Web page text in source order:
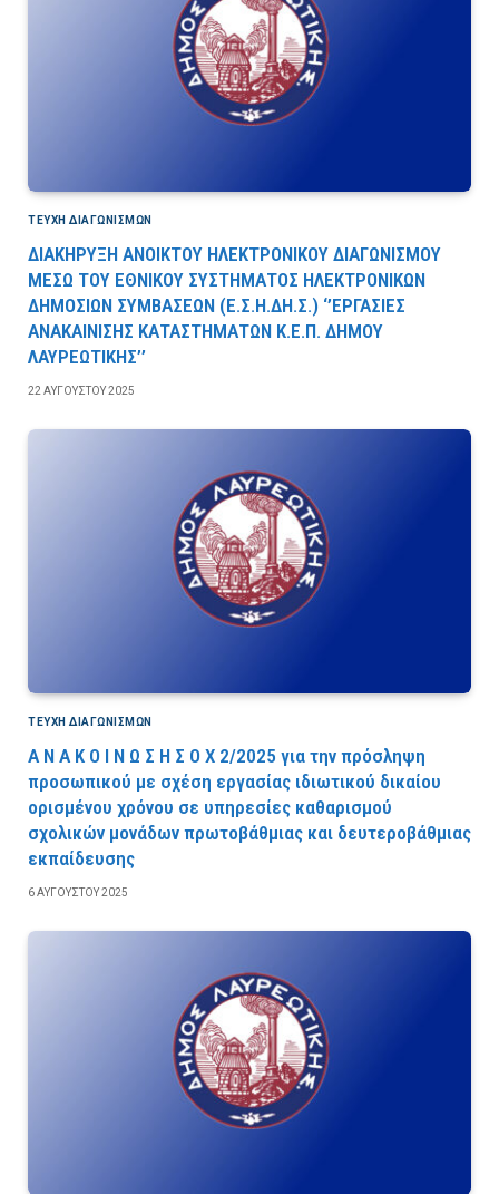
ΤΕΎΧΗ ΔΙΑΓΩΝΙΣΜΏΝ
ΔΙΑΚΗΡΥΞΗ ΑΝΟΙΚΤΟΥ ΗΛΕΚΤΡΟΝΙΚΟΥ ΔΙΑΓΩΝΙΣΜΟΥ
ΜΕΣΩ ΤΟΥ ΕΘΝΙΚΟΥ ΣΥΣΤΗΜΑΤΟΣ ΗΛΕΚΤΡΟΝΙΚΩΝ
ΔΗΜΟΣΙΩΝ ΣΥΜΒΑΣΕΩΝ (Ε.Σ.Η.ΔΗ.Σ.) ‘’ΕΡΓΑΣΙΕΣ
ΑΝΑΚΑΙΝΙΣΗΣ ΚΑΤΑΣΤΗΜΑΤΩΝ Κ.Ε.Π. ΔΗΜΟΥ
ΛΑΥΡΕΩΤΙΚΗΣ’’
22 ΑΥΓΟΎΣΤΟΥ 2025
ΤΕΎΧΗ ΔΙΑΓΩΝΙΣΜΏΝ
Α Ν Α Κ Ο Ι Ν Ω Σ Η Σ Ο Χ 2/2025 για την πρόσληψη
προσωπικού με σχέση εργασίας ιδιωτικού δικαίου
ορισμένου χρόνου σε υπηρεσίες καθαρισμού
σχολικών μονάδων πρωτοβάθμιας και δευτεροβάθμιας
εκπαίδευσης
6 ΑΥΓΟΎΣΤΟΥ 2025